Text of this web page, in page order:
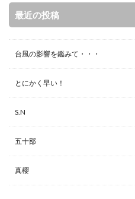
最近の投稿
台風の影響を鑑みて・・・
とにかく早い！
S.N
五十部
真櫻